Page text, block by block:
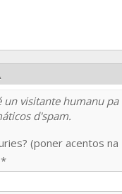
un visitante humanu pa
d'spam.
(poner acentos na
*